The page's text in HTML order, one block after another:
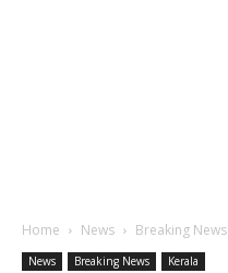
Home News Breaking News
News Breaking News Kerala